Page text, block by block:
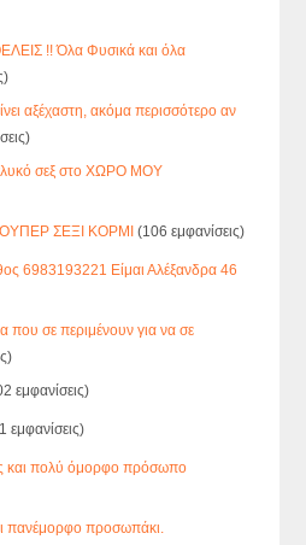
!! Όλα Φυσικά και όλα
αξέχαστη, ακόμα περισσότερο αν
σεξ στο ΧΩΡΟ ΜΟΥ
ΣΕΞΙ ΚΟΡΜΙ (106 εμφανίσεις)
6983193221 Είμαι Αλέξανδρα 46
σε περιμένουν για να σε
εμφανίσεις)
εμφανίσεις)
και πολύ όμορφο πρόσωπο
πανέμορφο προσωπάκι.